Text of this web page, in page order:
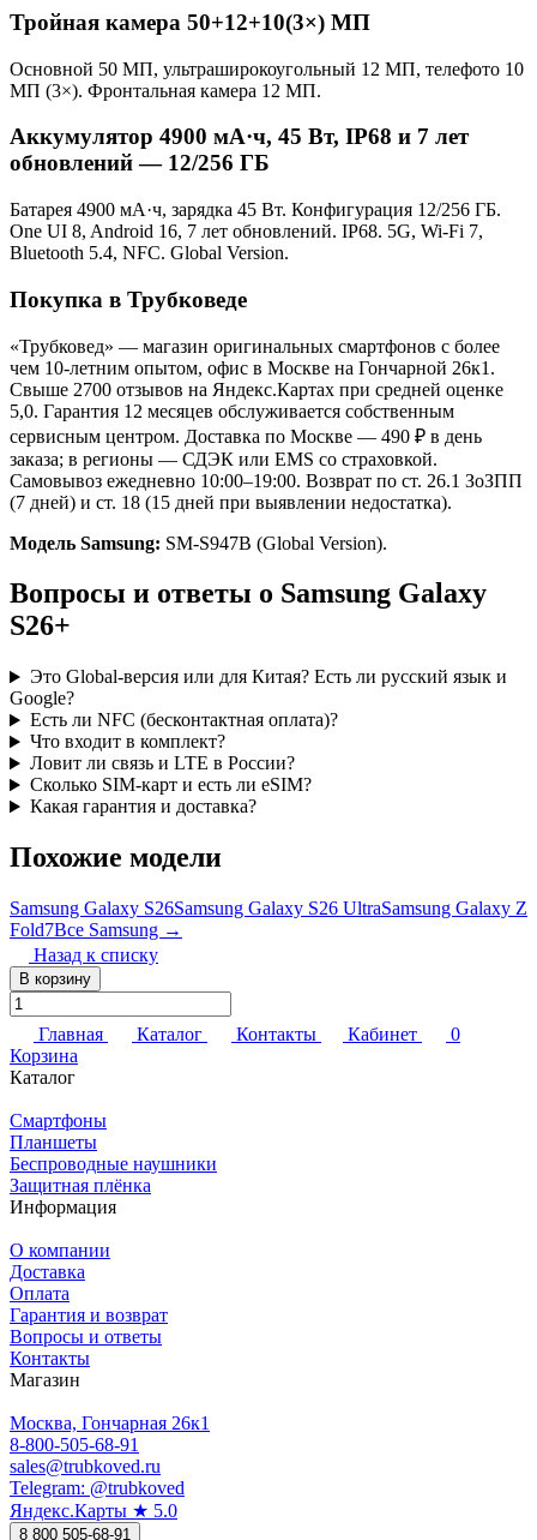
Тройная камера 50+12+10(3×) МП
Основной 50 МП, ультраширокоугольный 12 МП, телефото 10
МП (3×). Фронтальная камера 12 МП.
Аккумулятор 4900 мА·ч, 45 Вт, IP68 и 7 лет
обновлений — 12/256 ГБ
Батарея 4900 мА·ч, зарядка 45 Вт. Конфигурация 12/256 ГБ.
One UI 8, Android 16, 7 лет обновлений. IP68. 5G, Wi-Fi 7,
Bluetooth 5.4, NFC. Global Version.
Покупка в Трубковеде
«Трубковед» — магазин оригинальных смартфонов с более
чем 10-летним опытом, офис в Москве на Гончарной 26к1.
Свыше 2700 отзывов на Яндекс.Картах при средней оценке
5,0. Гарантия 12 месяцев обслуживается собственным
сервисным центром. Доставка по Москве — 490 ₽ в день
заказа; в регионы — СДЭК или EMS со страховкой.
Самовывоз ежедневно 10:00–19:00. Возврат по ст. 26.1 ЗоЗПП
(7 дней) и ст. 18 (15 дней при выявлении недостатка).
Модель Samsung: SM-S947B (Global Version).
Вопросы и ответы о Samsung Galaxy
S26+
Это Global-версия или для Китая? Есть ли русский язык и
Google?
Есть ли NFC (бесконтактная оплата)?
Что входит в комплект?
Ловит ли связь и LTE в России?
Сколько SIM-карт и есть ли eSIM?
Какая гарантия и доставка?
Похожие модели
Samsung Galaxy S26Samsung Galaxy S26 UltraSamsung Galaxy Z
Fold7Все Samsung →
Назад к списку
В корзину
Главная Каталог Контакты Кабинет
0
Корзина
Каталог
Смартфоны
Планшеты
Беспроводные наушники
Защитная плёнка
Информация
О компании
Доставка
Оплата
Гарантия и возврат
Вопросы и ответы
Контакты
Магазин
Москва, Гончарная 26к1
8-800-505-68-91
sales@trubkoved.ru
Telegram: @trubkoved
Яндекс.Карты ★ 5.0
8 800 505-68-91